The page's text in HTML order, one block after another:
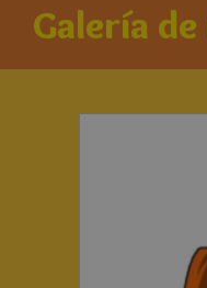
Galería